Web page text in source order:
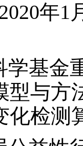
年1
学基金
与方
化检测